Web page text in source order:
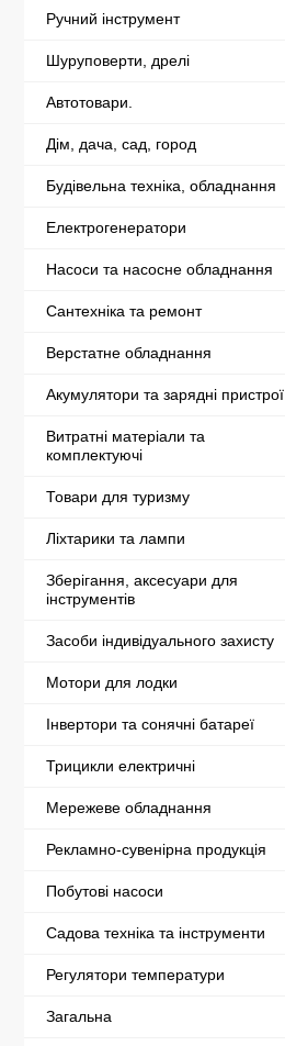
Ручний інструмент
Шуруповерти, дрелі
Автотовари.
Дім, дача, сад, город
Будівельна техніка, обладнання
Електрогенератори
Насоси та насосне обладнання
Сантехніка та ремонт
Верстатне обладнання
Акумулятори та зарядні пристрої
Витратні матеріали та
комплектуючі
Товари для туризму
Ліхтарики та лампи
Зберігання, аксесуари для
інструментів
Засоби індивідуального захисту
Мотори для лодки
Інвертори та сонячні батареї
Трицикли електричні
Мережеве обладнання
Рекламно-сувенірна продукція
Побутові насоси
Садова техніка та інструменти
Регулятори температури
Загальна